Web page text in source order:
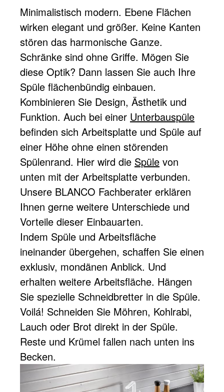
Minimalistisch modern. Ebene Flächen
wirken elegant und größer. Keine Kanten
stören das harmonische Ganze.
Schränke sind ohne Griffe. Mögen Sie
diese Optik? Dann lassen Sie auch Ihre
Spüle flächenbündig einbauen.
Kombinieren Sie Design, Ästhetik und
Funktion. Auch bei einer Unterbauspüle
befinden sich Arbeitsplatte und Spüle auf
einer Höhe ohne einen störenden
Spülenrand. Hier wird die Spüle von
unten mit der Arbeitsplatte verbunden.
Unsere BLANCO Fachberater erklären
Ihnen gerne weitere Unterschiede und
Vorteile dieser Einbauarten.
Indem Spüle und Arbeitsfläche
ineinander übergehen, schaffen Sie einen
exklusiv, mondänen Anblick. Und
erhalten weitere Arbeitsfläche. Hängen
Sie spezielle Schneidbretter in die Spüle.
Voilá! Schneiden Sie Möhren, Kohlrabi,
Lauch oder Brot direkt in der Spüle.
Reste und Krümel fallen nach unten ins
Becken.